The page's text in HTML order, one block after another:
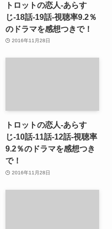
トロットの恋人-あらす
じ-18話-19話-視聴率9.2％
のドラマを感想つきで！
2016年11月28日
トロットの恋人-あらす
じ-10話-11話-12話-視聴率
9.2％のドラマを感想つき
で！
2016年11月28日